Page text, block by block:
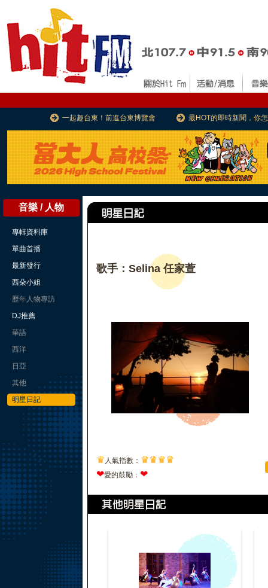
一起趣台東！前進台東博覽會 最HOT的即時新聞，你
音樂 / 人物
專輯資料庫
單曲首播
最新發行
西朵小姐
歷年人物專訪
DJ推薦
華語
西洋
日亞
其他
明星日記
歌手：Selina 任家萱
♛ 人氣指數： ♛♛♛♛
❤愛的鼓勵： ❤